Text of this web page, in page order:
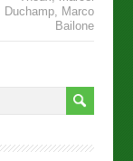
Duchamp, Marco
Bailone